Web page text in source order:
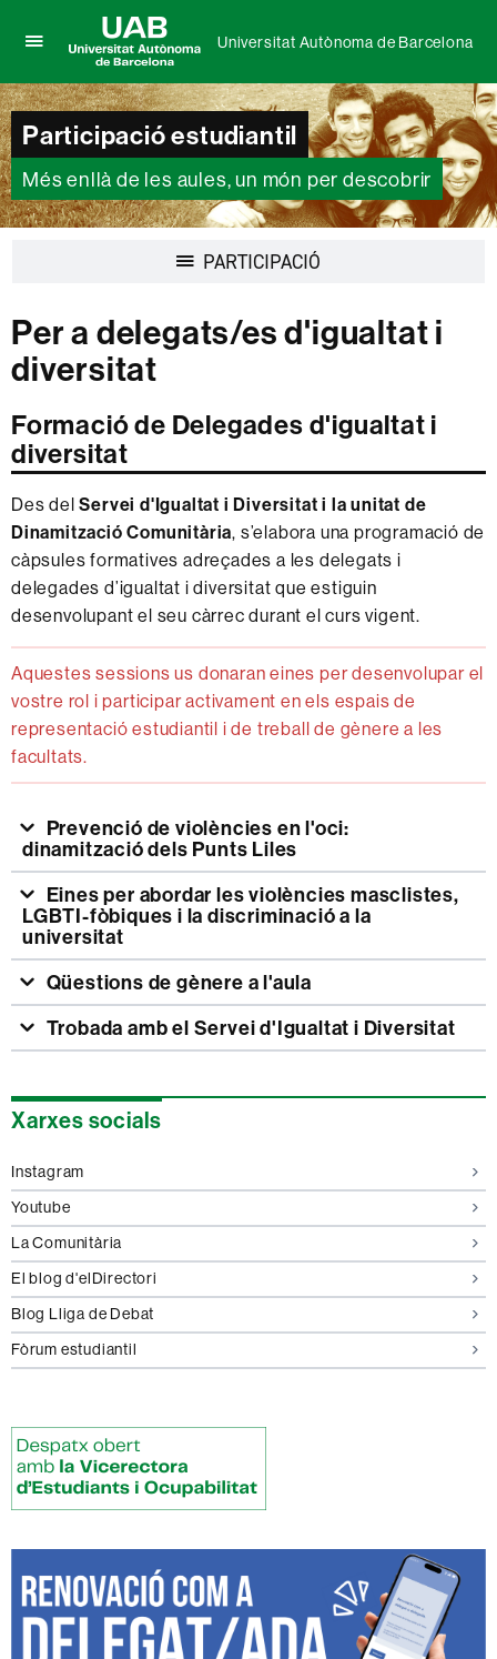
per
desplegar
el
menú
de
Universitat
Autònoma
Universitat
Autònoma
de
Universitat Autònoma de Barcelona
Participació estudiantil
Més enllà de les aules, un món per descobrir
PARTICIPACIÓ
Per a delegats/es d'igualtat i
diversitat
Formació de Delegades d'igualtat i
diversitat
Des delServei d'Igualtat i Diversitat i la unitat de
Dinamització Comunitària, s’elabora una programació de
càpsules formatives adreçades a les delegats i
delegades d’igualtat i diversitat que estiguin
desenvolupant el seu càrrec durant el curs vigent.
Aquestes sessions us donaran eines per desenvolupar el
vostre rol i participar activament en els espais de
representació estudiantil i de treball de gènere a les
facultats.
dinamització dels Punts Liles
LGBTI-fòbiques i la discriminació a la
universitat
Qüestions de gènere a l'aula
Trobada amb el Servei d'Igualtat i Diversitat
Informació
Xarxes socials
Instagram
Youtube
La Comunitària
El blog d'elDirectori
Blog Lliga de Debat
Fòrum estudiantil